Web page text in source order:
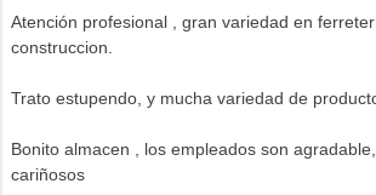
Atención profesional , gran variedad en
construccion.
Trato estupendo, y mucha variedad de
Bonito almacen , los empleados son
cariñosos